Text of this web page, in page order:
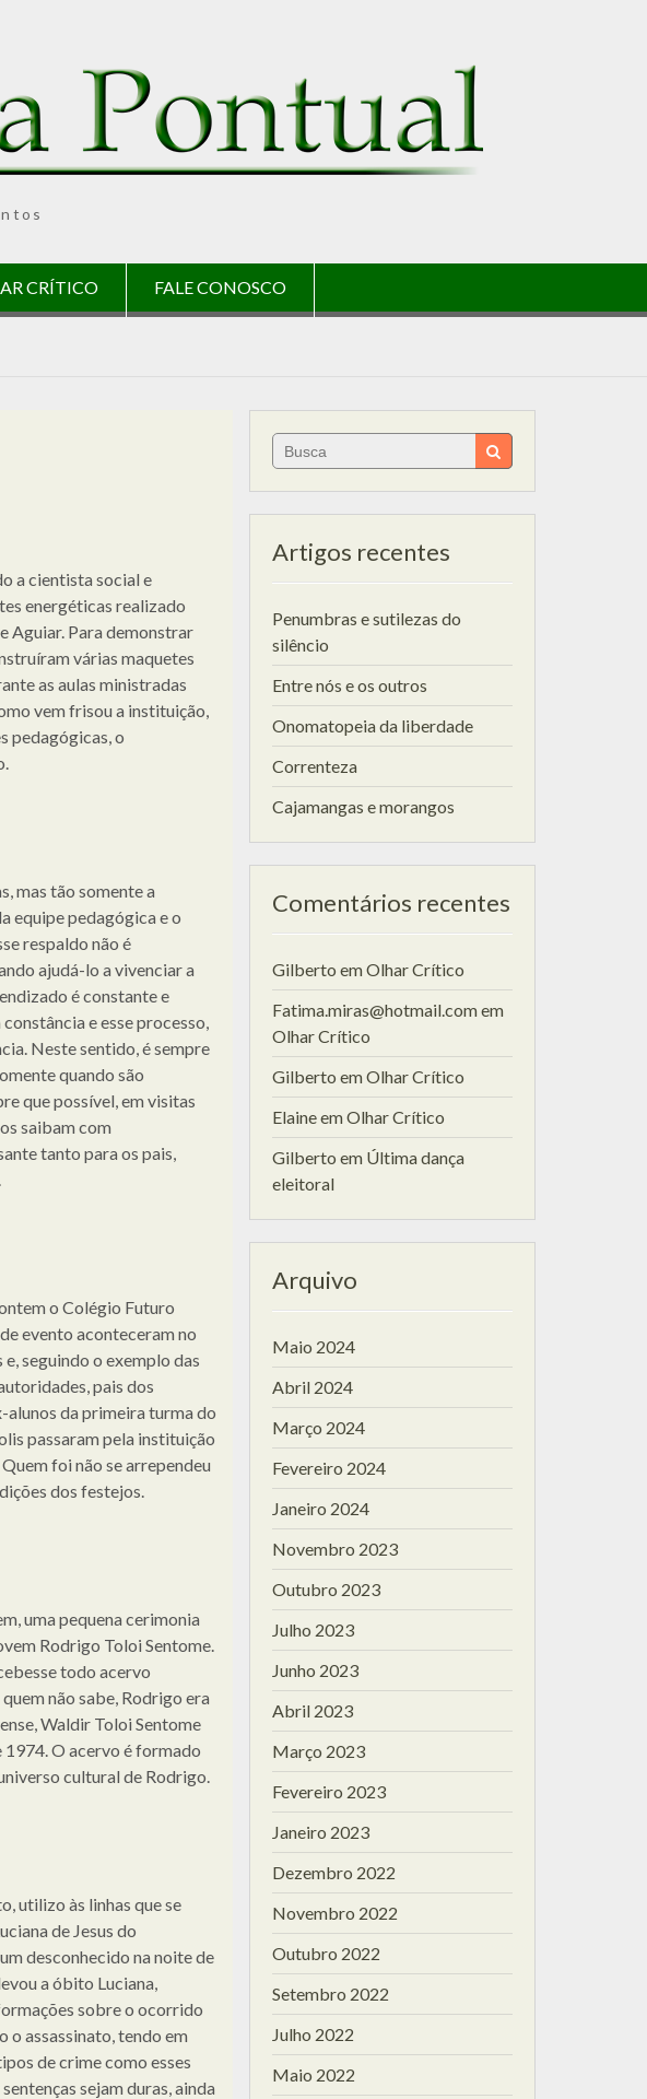
CRÍTICO FALE CONOSCO
a cientista social e
energéticas realizado
Aguiar. Para demonstrar
várias maquetes
as aulas ministradas
vem frisou a instituição,
pedagógicas, o
mas tão somente a
equipe pedagógica e o
respaldo não é
ajudá-lo a vivenciar a
é constante e
e esse processo,
Neste sentido, é sempre
quando são
que possível, em visitas
saibam com
tanto para os pais,
o Colégio Futuro
evento aconteceram no
seguindo o exemplo das
pais dos
alunos da primeira turma do
passaram pela instituição
foi não se arrependeu
dos festejos.
uma pequena cerimonia
Rodrigo Toloi Sentome.
todo acervo
não sabe, Rodrigo era
Waldir Toloi Sentome
O acervo é formado
cultural de Rodrigo.
utilizo às linhas que se
de Jesus do
desconhecido na noite de
a óbito Luciana,
sobre o ocorrido
o assassinato, tendo em
de crime como esses
sejam duras, ainda
Search
for:
Artigos recentes
Penumbras e sutilezas do
silêncio
Entre nós e os outros
Onomatopeia da liberdade
Correnteza
Cajamangas e morangos
Comentários recentes
Gilberto emOlhar Crítico
Fatima.miras@hotmail.comem
Olhar Crítico
Gilberto emOlhar Crítico
ElaineemOlhar Crítico
Gilberto em Última dança
eleitoral
Arquivo
Maio 2024
Abril 2024
Março 2024
Fevereiro 2024
Janeiro 2024
Novembro 2023
Outubro 2023
Julho 2023
Junho 2023
Abril 2023
Março 2023
Fevereiro 2023
Janeiro 2023
Dezembro 2022
Novembro 2022
Outubro 2022
Setembro 2022
Julho 2022
Maio 2022